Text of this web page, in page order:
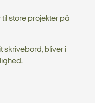
store projekter på
skrivebord, bliver i